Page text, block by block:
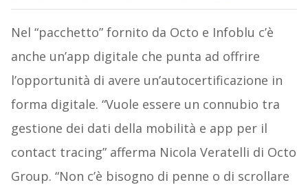
Nel “pacchetto” fornito da Octo e Infoblu c’è
anche un’app digitale che punta ad offrire
l’opportunità di avere un’autocertificazione in
forma digitale. “Vuole essere un connubio tra
gestione dei dati della mobilità e app per il
contact tracing” afferma Nicola Veratelli di Octo
Group. “Non c’è bisogno di penne o di scrollare